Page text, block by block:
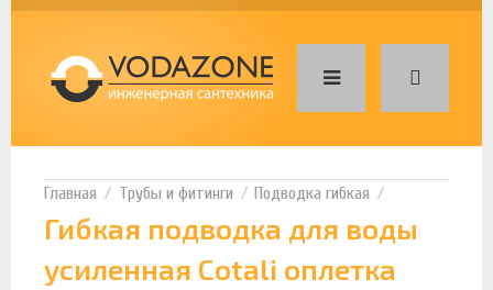
Трубы и фитинги Подводка гибкая
Гибкая подводка для воды
усиленная Cotali оплетка